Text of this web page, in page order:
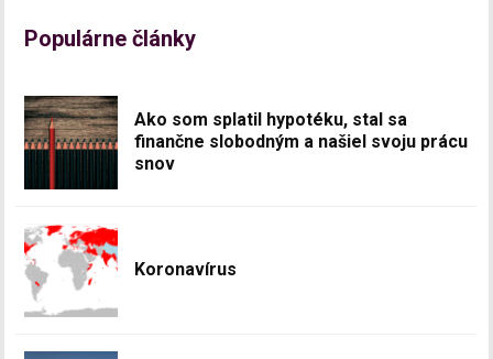
Populárne články
Ako som splatil hypotéku, stal sa
finančne slobodným a našiel svoju prácu
snov
Koronavírus